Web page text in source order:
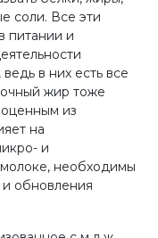
соли. Все эти
питании и
в них есть все
жир тоже
из
на
и
необходимы
обновления